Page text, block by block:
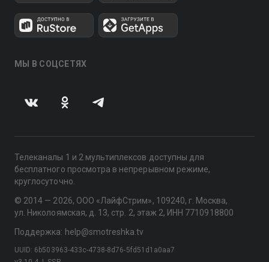
МЫ В СОЦСЕТЯХ
Телеканалы 1 и 2 мультиплексов доступны для
бесплатного просмотра в непрерывном режиме,
круглосуточно.
© 2014 — 2026, ООО «ЛайфСтрим», 109240, г. Москва,
ул. Николоямская, д. 13, стр. 2, этаж 2, ИНН 7710918800
Поддержка: help@smotreshka.tv
UUID: 6b503963-433c-4738-8d76-5fd51d1a0aa7